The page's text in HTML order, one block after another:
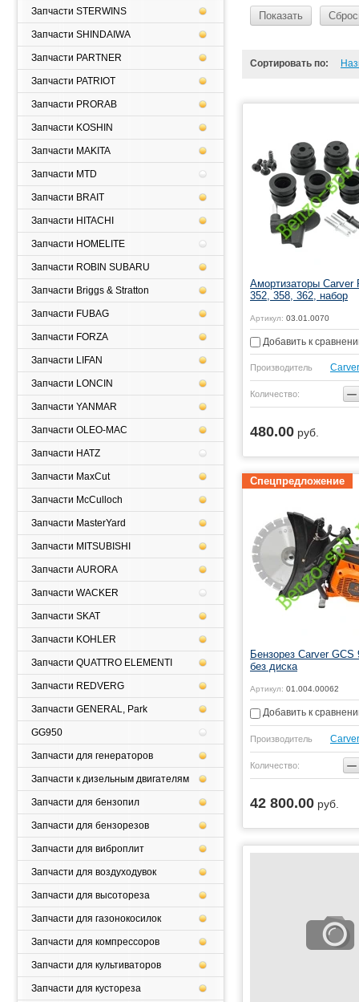
Показать
Сортировать по:
Амортизаторы Carver
352, 358, 362, набор
Артикул: 03.01.0070
Добавить к
Производитель Carver
Количество: −
480.00 руб.
Спецпредложение
Бензорез Carver GCS
без диска
Артикул: 01.004.00062
Добавить к
Производитель Carver
Количество: −
42 800.00 руб.
Запчасти STERWINS
Запчасти SHINDAIWA
Запчасти PARTNER
Запчасти PATRIOT
Запчасти PRORAB
Запчасти KOSHIN
Запчасти MAKITA
Запчасти MTD
Запчасти BRAIT
Запчасти HITACHI
Запчасти HOMELITE
Запчасти ROBIN SUBARU
Запчасти Briggs & Stratton
Запчасти FUBAG
Запчасти FORZA
Запчасти LIFAN
Запчасти LONCIN
Запчасти YANMAR
Запчасти OLEO-MAC
Запчасти HATZ
Запчасти MaxCut
Запчасти McCulloch
Запчасти MasterYard
Запчасти MITSUBISHI
Запчасти AURORA
Запчасти WACKER
Запчасти SKAT
Запчасти KOHLER
Запчасти QUATTRO ELEMENTI
Запчасти REDVERG
Запчасти GENERAL, Park
GG950
Запчасти для генераторов
Запчасти к дизельным двигателям
Запчасти для бензопил
Запчасти для бензорезов
Запчасти для виброплит
Запчасти для воздуходувок
Запчасти для высотореза
Запчасти для газонокосилок
Запчасти для компрессоров
Запчасти для культиваторов
Запчасти для кустореза